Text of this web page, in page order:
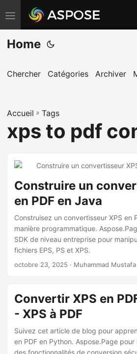
B
a
s
u
r
l
a
a
o
Home
Chercher Catégories Archiver
Accueil » Tags
xps to pdf
Construire un
en PDF en Java
Construisez un convertisseur XPS en
manière programmatique.
SDK de niveau entreprise pour
fichiers EPS, PS et XPS.
octobre 23, 2025 · Muhammad Mustafa
Convertir XPS en
- XPS à PDF
Suivez cet article de blog pour
en PDF en Python. Aspose.Page
des fonctionnalités de conversion